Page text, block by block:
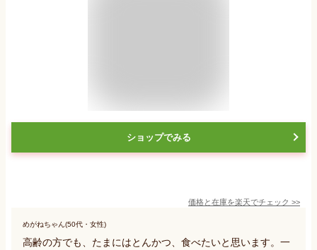
ショップでみる
価格と在庫を楽天でチェック >>
めがねちゃん(50代・女性)
高齢の方でも、たまにはとんかつ、食べたいと思います。一